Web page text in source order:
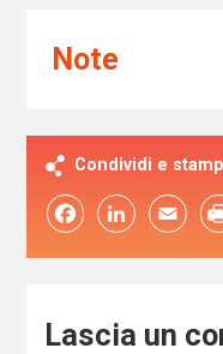
Note
Condividi e
FacebookLinkedIn Email
Lascia un